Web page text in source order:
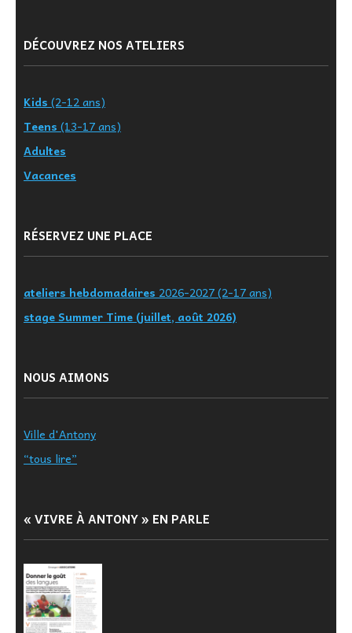
DÉCOUVREZ NOS ATELIERS
Kids (2-12 ans)
Teens (13-17 ans)
Adultes
Vacances
RÉSERVEZ UNE PLACE
ateliers hebdomadaires 2026-2027 (2-17 ans)
stage Summer Time (juillet, août 2026)
NOUS AIMONS
Ville d'Antony
“tous lire”
« VIVRE À ANTONY » EN PARLE